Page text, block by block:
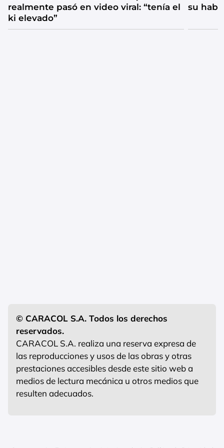
realmente pasó en video viral: “tenía el
ki elevado”
su
© CARACOL S.A. Todos los derechos
reservados.
CARACOL S.A. realiza una reserva expresa de
las reproducciones y usos de las obras y otras
prestaciones accesibles desde este sitio web a
medios de lectura mecánica u otros medios que
resulten adecuados.